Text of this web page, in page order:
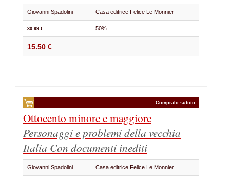
Giovanni Spadolini Casa editrice Felice Le Monnier
30.99 € 50%
15.50 €
Compralo subito
Ottocento minore e maggiore
Personaggi e problemi della vecchia
Italia Con documenti inediti
Giovanni Spadolini Casa editrice Felice Le Monnier